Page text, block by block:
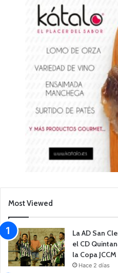
Most Viewed
La AD San
el CD
la Copa JCCM
Hace 2 días